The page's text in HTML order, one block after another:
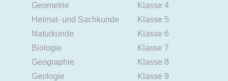
Geometrie
Heimat- und Sachkunde
Naturkunde
Biologie
Geographie
Geologie
Klasse 4
Klasse 5
Klasse 6
Klasse 7
Klasse 8
Klasse 9